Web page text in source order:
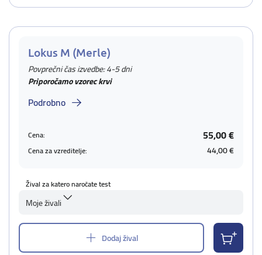
Lokus M (Merle)
Povprečni čas izvedbe: 4-5 dni
Priporočamo vzorec krvi
Podrobno
Cena: 55,00 €
Cena za vzreditelje: 44,00 €
Žival za katero naročate test
Moje živali
Dodaj žival